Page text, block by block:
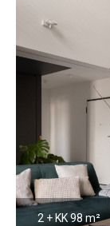
2 + KK98 m²